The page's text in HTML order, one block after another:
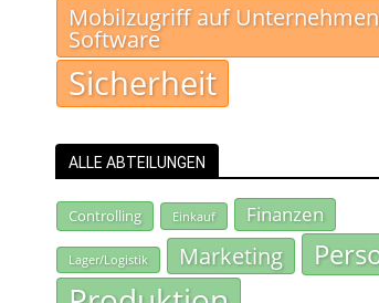
Mobilzugriff auf
Software
Sicherheit
ALLE ABTEILUNGEN
Controlling Einkauf Finanzen
Lager/Logistik Marketing